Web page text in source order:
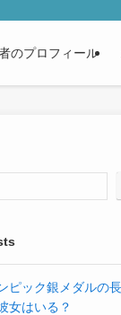
のプロフィール
ピック銀メダルの
女はいる？